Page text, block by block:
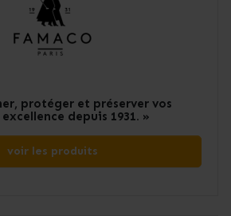
protéger et préserver vos
depuis 1931. »
voir les produits